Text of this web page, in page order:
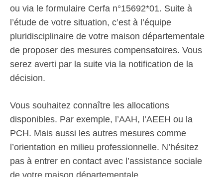
ou via le formulaire Cerfa n°15692*01. Suite à
l’étude de votre situation, c’est à l’équipe
pluridisciplinaire de votre maison départementale
de proposer des mesures compensatoires. Vous
serez averti par la suite via la notification de la
décision.
Vous souhaitez connaître les allocations
disponibles. Par exemple, l’AAH, l’AEEH ou la
PCH. Mais aussi les autres mesures comme
l’orientation en milieu professionnelle. N’hésitez
pas à entrer en contact avec l’assistance sociale
de votre maison départementale.